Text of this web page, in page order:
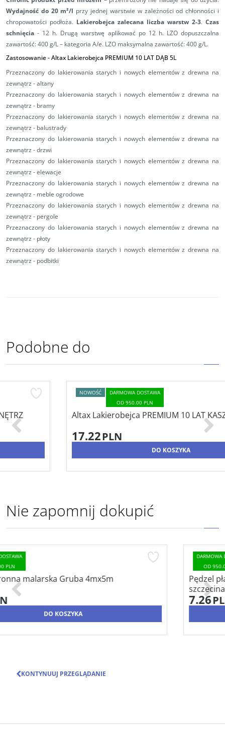
Wydajność do 20 m²/l przy jednej warstwie w zależności od chłonności i
chropowatości podłoża. Lakierobejca zalecana liczba warstw 2-3. Czas
schnięcia - 12 h. Drugą warstwę aplikować po 12 h. LZO dopuszczalna
zawartość: 400 g/L – kategoria A/e. LZO maksymalna zawartość: 400 g/L.
Zastosowanie - Altax Lakierobejca PREMIUM 10 LAT DĄB 5L
Przeznaczony do lakierowania starych i nowych elementów z drewna na
zewnątrz - altany
Przeznaczony do lakierowania starych i nowych elementów z drewna na
zewnątrz - bramy
Przeznaczony do lakierowania starych i nowych elementów z drewna na
zewnątrz - balustrady
Przeznaczony do lakierowania starych i nowych elementów z drewna na
zewnątrz - drzwi
Przeznaczony do lakierowania starych i nowych elementów z drewna na
zewnątrz - elewacje
Przeznaczony do lakierowania starych i nowych elementów z drewna na
zewnątrz - meble ogrodowe
Przeznaczony do lakierowania starych i nowych elementów z drewna na
zewnątrz - pergole
Przeznaczony do lakierowania starych i nowych elementów z drewna na
zewnątrz - płoty
Przeznaczony do lakierowania starych i nowych elementów z drewna na
zewnątrz - podbitki
Podobne do
NOWOŚĆ
DARMOWA DOSTAWA
Altax Lakierobejca PREMIUM 10 LAT KASZTAN 0,25L
17.22
Nie zapomnij dokupić
DARMOWA DOSTAWA
Pędzel płaski 35x13mm *33*1,5" jasna
szczecina/syntetyk
7.26
KONTYNUUJ PRZEGLĄDANIE